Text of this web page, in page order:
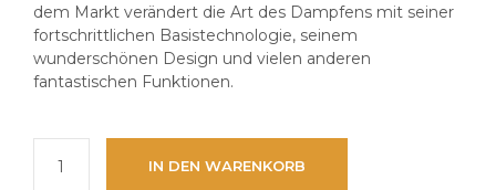
dem Markt verändert die Art des Dampfens mit seiner
fortschrittlichen Basistechnologie, seinem
wunderschönen Design und vielen anderen
fantastischen Funktionen.
IN DEN WARENKORB